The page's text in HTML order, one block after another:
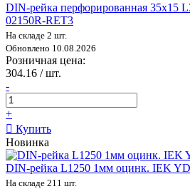
DIN-рейка перфорированная 35х15
02150R-RET3
На складе 2 шт.
Обновлено 10.08.2026
Розничная цена:
304.16 / шт.
-
+
Купить
Новинка
DIN-рейка L1250 1мм оцинк. IEK
На складе 211 шт.